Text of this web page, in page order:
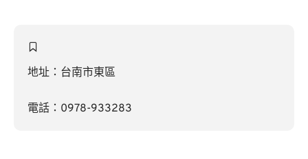
地址：台南市東區
電話：0978-933283